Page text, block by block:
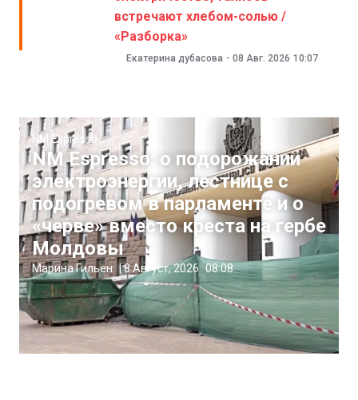
встречают хлебом-солью /
«Разборка»
Екатерина дубасова - 08 Авг. 2026 10:07
NM Espresso
NM Espresso: о подорожании
электроэнергии, лестнице с
подогревом в парламенте и о
«черве» вместо креста на гербе
Молдовы
Марина Гильен |8 Август, 2026 08:08